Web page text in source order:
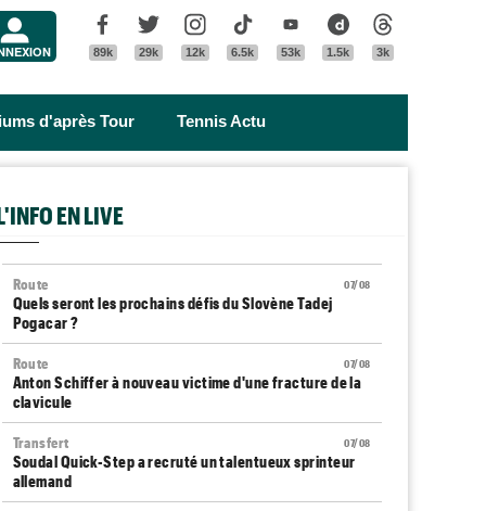
Facebook
89k
Twitter
29k
Instagram
12k
Tik Tok
6.5k
Youtube
53k
Dailymotion
1.5k 3k
d'après Tour Tennis Actu
EN LIVE
07/08
Route
Quels seront les prochains défis du Slovène Tadej
Pogacar ?
07/08
Route
Anton Schiffer à nouveau victime d'une fracture de la
clavicule
07/08
Transfert
Soudal Quick-Step a recruté un talentueux sprinteur
allemand